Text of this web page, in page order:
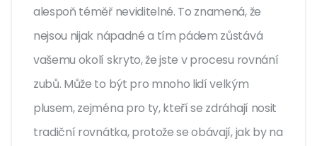
alespoň téměř neviditelné. To znamená, že
nejsou nijak nápadné a tím pádem zůstává
vašemu okolí skryto, že jste v procesu rovnání
zubů. Může to být pro mnoho lidí velkým
plusem, zejména pro ty, kteří se zdráhají nosit
tradiční rovnátka, protože se obávají, jak by na